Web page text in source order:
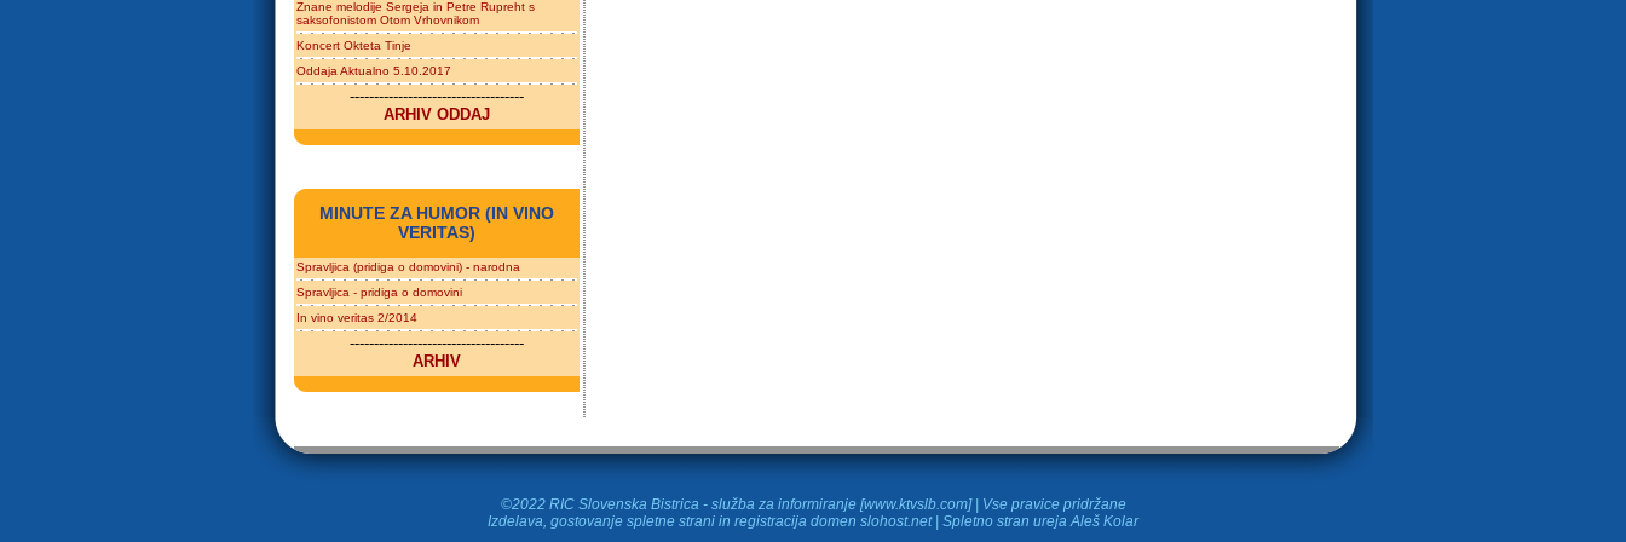
Znane melodije Sergeja in Petre Rupreht s
saksofonistom Otom Vrhovnikom
Koncert Okteta Tinje
Oddaja Aktualno 5.10.2017
------------------------------------
ARHIV ODDAJ
MINUTE ZA HUMOR (IN VINO
VERITAS)
Spravljica (pridiga o domovini) - narodna
Spravljica - pridiga o domovini
In vino veritas 2/2014
------------------------------------
ARHIV
©2022 RIC Slovenska Bistrica - služba za informiranje [www.ktvslb.com] | Vse pravice pridržane
Izdelava, gostovanje spletne strani in registracija domen slohost.net | Spletno stran ureja Aleš Kolar